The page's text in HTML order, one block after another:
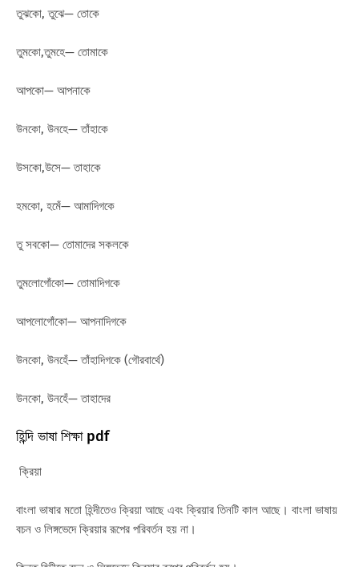
তুঝকো, তুঝে— তোকে
তুমকো,তুমহে— তোমাকে
আপকো— আপনাকে
উনকো, উনহে— তাঁহাকে
উসকো,উসে— তাহাকে
হমকো, হমেঁ— আমাদিগকে
তু সবকো— তোমাদের সকলকে
তুমলোগোঁকো— তোমাদিগকে
আপলোগোঁকো— আপনাদিগকে
উনকো, উনহেঁ— তাঁহাদিগকে (গৌরবার্থে)
উনকো, উনহেঁ— তাহাদের
হিন্দি ভাষা শিক্ষা pdf
ক্রিয়া
বাংলা ভাষার মতো হিন্দীতেও ক্রিয়া আছে এবং ক্রিয়ার তিনটি কাল আছে। বাংলা ভাষায়
বচন ও লিঙ্গভেদে ক্রিয়ার রূপের পরিবর্তন হয় না।